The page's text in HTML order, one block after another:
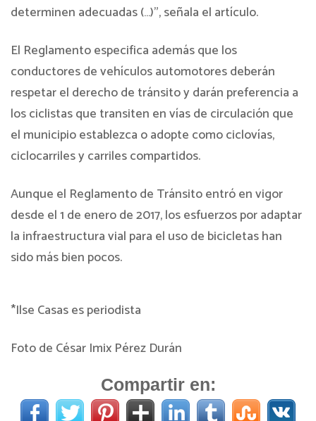
determinen adecuadas (…)”, señala el artículo.
El Reglamento especifica además que los
conductores de vehículos automotores deberán
respetar el derecho de tránsito y darán preferencia a
los ciclistas que transiten en vías de circulación que
el municipio establezca o adopte como ciclovías,
ciclocarriles y carriles compartidos.
Aunque el Reglamento de Tránsito entró en vigor
desde el 1 de enero de 2017, los esfuerzos por adaptar
la infraestructura vial para el uso de bicicletas han
sido más bien pocos.
*Ilse Casas es periodista
Foto de César Imix Pérez Durán
Compartir en: